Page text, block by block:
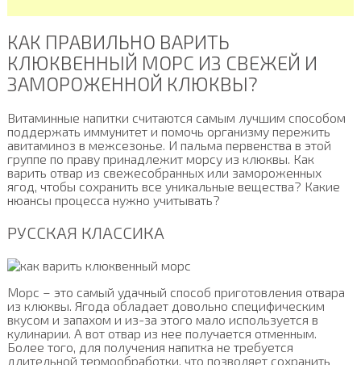
КАК ПРАВИЛЬНО ВАРИТЬ
КЛЮКВЕННЫЙ МОРС ИЗ СВЕЖЕЙ И
ЗАМОРОЖЕННОЙ КЛЮКВЫ?
Витаминные напитки считаются самым лучшим способом
поддержать иммунитет и помочь организму пережить
авитаминоз в межсезонье. И пальма первенства в этой
группе по праву принадлежит морсу из клюквы. Как
варить отвар из свежесобранных или замороженных
ягод, чтобы сохранить все уникальные вещества? Какие
нюансы процесса нужно учитывать?
РУССКАЯ КЛАССИКА
Морс – это самый удачный способ приготовления отвара
из клюквы. Ягода обладает довольно специфическим
вкусом и запахом и из-за этого мало используется в
кулинарии. А вот отвар из нее получается отменным.
Более того, для получения напитка не требуется
длительной термообработки, что позволяет сохранить